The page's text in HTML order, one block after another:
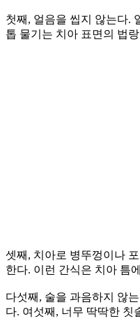
첫째, 얼음을 씹지 않는다.
톱 물기는 치아 표면의 법
셋째, 치아로 병뚜껑이나
한다. 이런 간식은 치아 틈
다섯째, 술을 과음하지 않
다. 여섯째, 너무 딱딱한 칫